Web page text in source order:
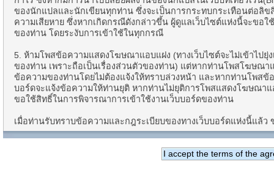
ของนักแปลและนักเขียนทุกท่าน ซึ่งจะเป็นการกระทบกระเทือนต่อลิข
ความเสียหาย ซึ่งหากเกิดกรณีดังกล่าวขึ้น ผู้ดูแลเว็บไซต์แห่งนี้จะขอ
ของท่าน โดยระงับการเข้าใช้ในทุกกรณี
5. ห้ามโพสข้อความแสดงโฆษณาแอบแฝง (ทางเว็บไซต์จะไม่เข้าไป
ของท่าน เพราะถือเป็นเรื่องส่วนตัวของท่าน) แต่หากท่านโพสโฆษณา
ข้อความของท่านโดยไม่ต้องแจ้งให้ทราบล่วงหน้า และหากท่านโพส
บอร์ดจะแจ้งข้อความให้ท่านยุติ หากท่านไม่ยุติการโพสแสดงโฆษณา
ขอใช้สิทธิ์ในการพิจารณาการเข้าใช้งานเว็บบอร์ดของท่าน
เมื่อท่านรับทราบข้อความและกฎระเบียบของทางเว็บบอร์ดแห่งนี้แล้